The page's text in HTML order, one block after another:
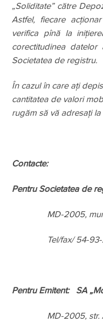
„Soliditate” către
Astfel, fiecare
verifica pînă la
corectitudinea datelor
Societatea de registru.
În cazul în care ați
cantitatea de valori
rugăm să vă adresați
Contacte:
Pentru Societatea de
MD-2005,
Tel/fax/ 54-
Pentru Emitent: SA
MD-2005, str.